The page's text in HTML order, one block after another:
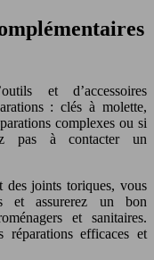
et d’accessoires
: clés à molette,
complexes ou si
pas à contacter un
des joints toriques, vous
et assurerez un bon
et sanitaires.
réparations efficaces et